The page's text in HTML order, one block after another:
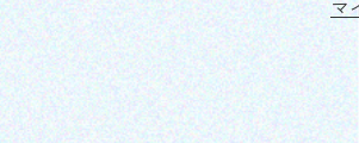
マ